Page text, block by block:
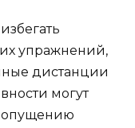
упражнений,
дистанции
могут
опущению